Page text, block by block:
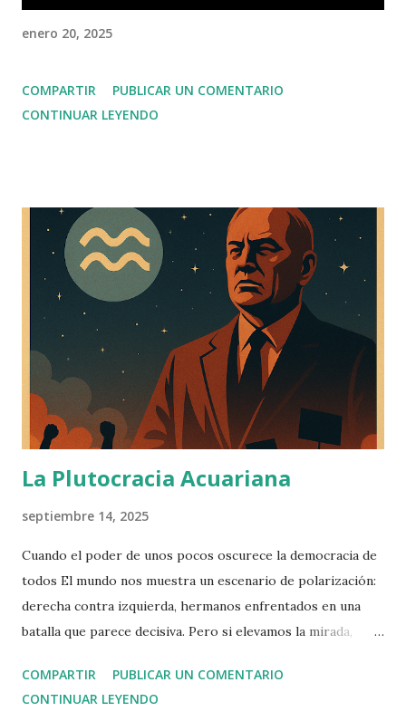
enero 20, 2025
COMPARTIR
PUBLICAR UN COMENTARIO
CONTINUAR LEYENDO
La Plutocracia Acuariana
septiembre 14, 2025
Cuando el poder de unos pocos oscurece la democracia de
todos El mundo nos muestra un escenario de polarización:
derecha contra izquierda, hermanos enfrentados en una
batalla que parece decisiva. Pero si elevamos la mirada,
esencial se libra arriba, en las alturas donde se concentra la
riqueza y el poder. Basta con poseer un millón doscientos
COMPARTIR
PUBLICAR UN COMENTARIO
CONTINUAR LEYENDO